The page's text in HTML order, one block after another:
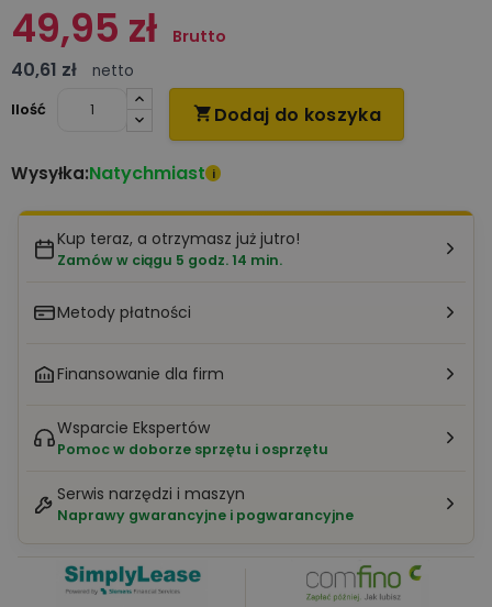
49,95 zł Brutto
40,61 zł
netto
Ilość
 Dodaj do koszyka
Wysyłka:Natychmiast i
Kup teraz, a otrzymasz już jutro!
Zamów w ciągu 5 godz. 14 min.
Metody płatności
Finansowanie dla firm
Wsparcie Ekspertów
Pomoc w doborze sprzętu i osprzętu
Serwis narzędzi i maszyn
Naprawy gwarancyjne i pogwarancyjne